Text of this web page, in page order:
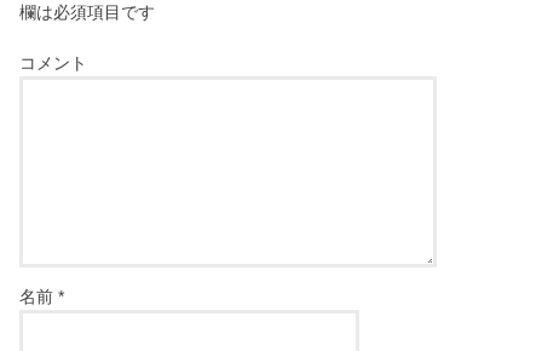
欄は必須項目です
コメント
名前*